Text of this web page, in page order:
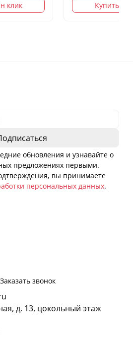
клик Купить в
обновления и узнавайте о
предложениях первыми.
вы принимаете
персональных данных.
Заказать звонок
д. 13, цокольный этаж